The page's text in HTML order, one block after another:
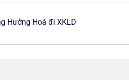
Hưởng Hoá đi XKLD